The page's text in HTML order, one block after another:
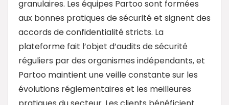
granulaires. Les équipes Partoo sont formées
aux bonnes pratiques de sécurité et signent des
accords de confidentialité stricts. La
plateforme fait l’objet d’audits de sécurité
réguliers par des organismes indépendants, et
Partoo maintient une veille constante sur les
évolutions réglementaires et les meilleures